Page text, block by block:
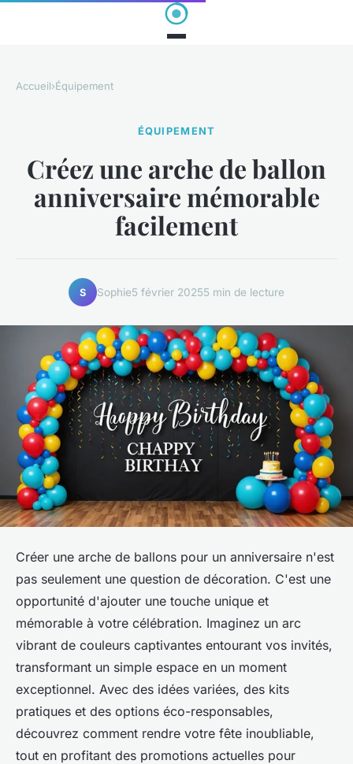
Accueil›Équipement
ÉQUIPEMENT
Créez une arche de ballon
anniversaire mémorable
facilement
S Sophie5 février 20255 min de lecture
Créer une arche de ballons pour un anniversaire n'est
pas seulement une question de décoration. C'est une
opportunité d'ajouter une touche unique et
mémorable à votre célébration. Imaginez un arc
vibrant de couleurs captivantes entourant vos invités,
transformant un simple espace en un moment
exceptionnel. Avec des idées variées, des kits
pratiques et des options éco-responsables,
découvrez comment rendre votre fête inoubliable,
tout en profitant des promotions actuelles pour